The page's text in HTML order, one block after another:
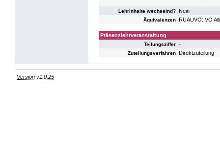
Lehrinhalte wechselnd? Nein
Äquivalenzen RUAUVO: VO
Präsenzlehrveranstaltung
Teilungsziffer -
Zuteilungsverfahren Direktzuteilung
Version v1.0.25